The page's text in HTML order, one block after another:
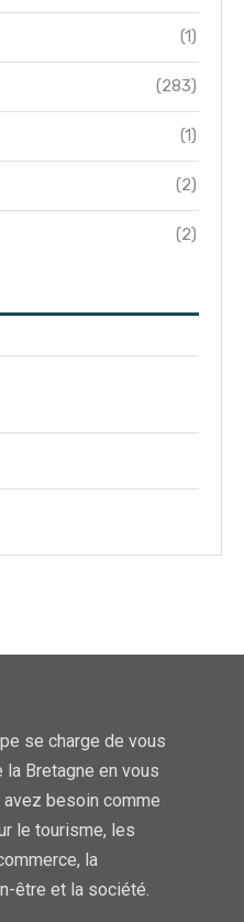
(1)
(283)
(1)
(2)
(2)
se charge de vous
Bretagne en vous
besoin comme
le tourisme, les
la
être et la société.